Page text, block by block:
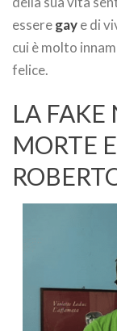
esseregaye di
cui è molto
felice.
LA FAKE
MORTE